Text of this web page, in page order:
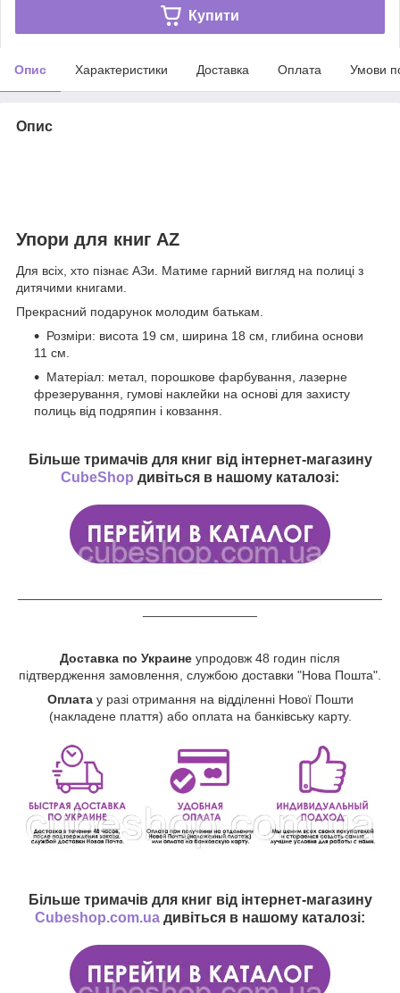
Купити
Опис Характеристики Доставка Оплата Умови
Опис
Упори для книг AZ
Для всіх, хто пізнає АЗи. Матиме гарний вигляд на полиці з
дитячими книгами.
Прекрасний подарунок молодим батькам.
Розміри: висота 19 см, ширина 18 см, глибина основи
11 см.
Матеріал: метал, порошкове фарбування, лазерне
фрезерування, гумові наклейки на основі для захисту
полиць від подряпин і ковзання.
Більше тримачів для книг від інтернет-магазину
CubeShop дивіться в нашому каталозі:
Доставка по Украине упродовж 48 годин після
підтвердження замовлення, службою доставки "Нова Пошта".
Оплата у разі отримання на відділенні Нової Пошти
(накладене плаття) або оплата на банківську карту.
Більше тримачів для книг від інтернет-магазину
Cubeshop.com.ua дивіться в нашому каталозі: